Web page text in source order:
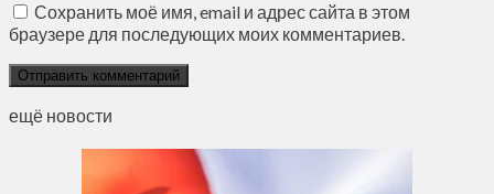
Сохранить моё имя, email и адрес сайта в этом
браузере для последующих моих комментариев.
ещё новости